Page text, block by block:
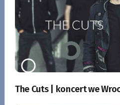
The Cuts | koncert we